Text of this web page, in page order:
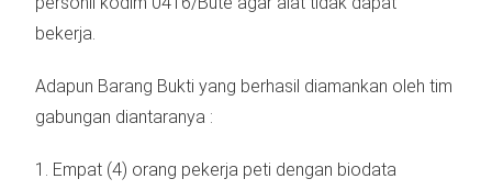
bekerja.
Adapun Barang Bukti yang berhasil diamankan oleh tim
gabungan diantaranya :
1. Empat (4) orang pekerja peti dengan biodata